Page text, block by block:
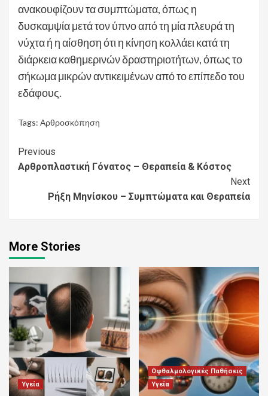
ανακουφίζουν τα συμπτώματα, όπως η
δυσκαμψία μετά τον ύπνο από τη μία πλευρά τη
νύχτα ή η αίσθηση ότι η κίνηση κολλάει κατά τη
διάρκεια καθημερινών δραστηριοτήτων, όπως το
σήκωμα μικρών αντικειμένων από το επίπεδο του
εδάφους.
Tags: Αρθροσκόπηση
Continue
Reading
Previous
Αρθροπλαστική Γόνατος – Θεραπεία & Κόστος
Next
Ρήξη Μηνίσκου – Συμπτώματα και Θεραπεία
More Stories
Υγεία
Οφθαλμολογικές Παθήσεις
Υγεία